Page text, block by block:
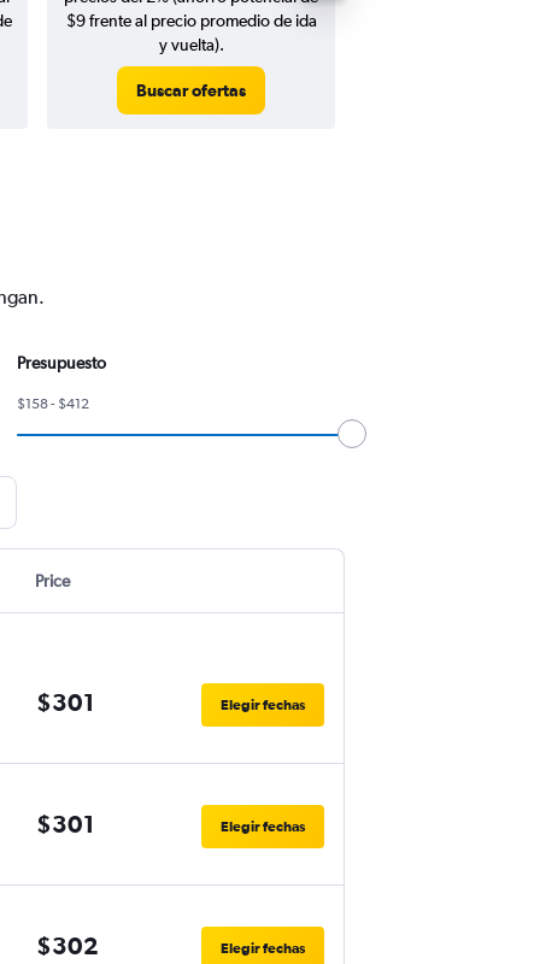
$9 frente al precio promedio de ida
y vuelta).
Buscar ofertas
Presupuesto
$158 - $412
Price
$301 Elegir fechas
$301 Elegir fechas
$302 Elegir fechas